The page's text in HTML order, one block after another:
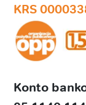
KRS
Konto